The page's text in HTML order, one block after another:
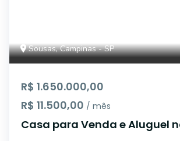
Sousas, Campinas - SP
R$ 1.650.000,00
R$ 11.500,00 / mês
Casa para Venda e Aluguel na Rodovia